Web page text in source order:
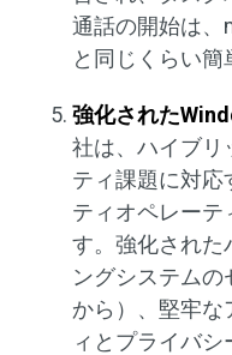
通話の開始は、
と同じくらい簡
強化された
社は、ハイブリ
ティ課題に対応
ティオペレーテ
す。強化された
ングシステム
から）、堅牢な
ィとプライバシ